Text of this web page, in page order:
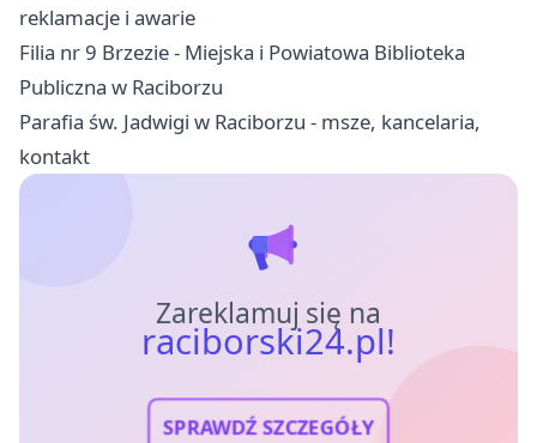
reklamacje i awarie
Filia nr 9 Brzezie - Miejska i Powiatowa Biblioteka
Publiczna w Raciborzu
Parafia św. Jadwigi w Raciborzu - msze, kancelaria,
kontakt
Zareklamuj się na
raciborski24.pl!
SPRAWDŹ SZCZEGÓŁY